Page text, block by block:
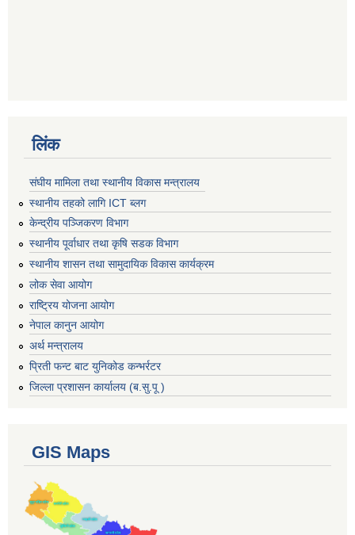
लिंक
संघीय मामिला तथा स्थानीय विकास मन्त्रालय
स्थानीय तहको लागि ICT ब्लग
केन्द्रीय पञ्जिकरण विभाग
स्थानीय पूर्वाधार तथा कृषि सडक विभाग
स्थानीय शासन तथा सामुदायिक विकास कार्यक्रम
लोक सेवा आयोग
राष्ट्रिय योजना आयोग
नेपाल कानुन आयोग
अर्थ मन्त्रालय
प्रिती फन्ट बाट युनिकोड कन्भर्रटर
जिल्ला प्रशासन कार्यालय (ब.सु.पू )
GIS Maps